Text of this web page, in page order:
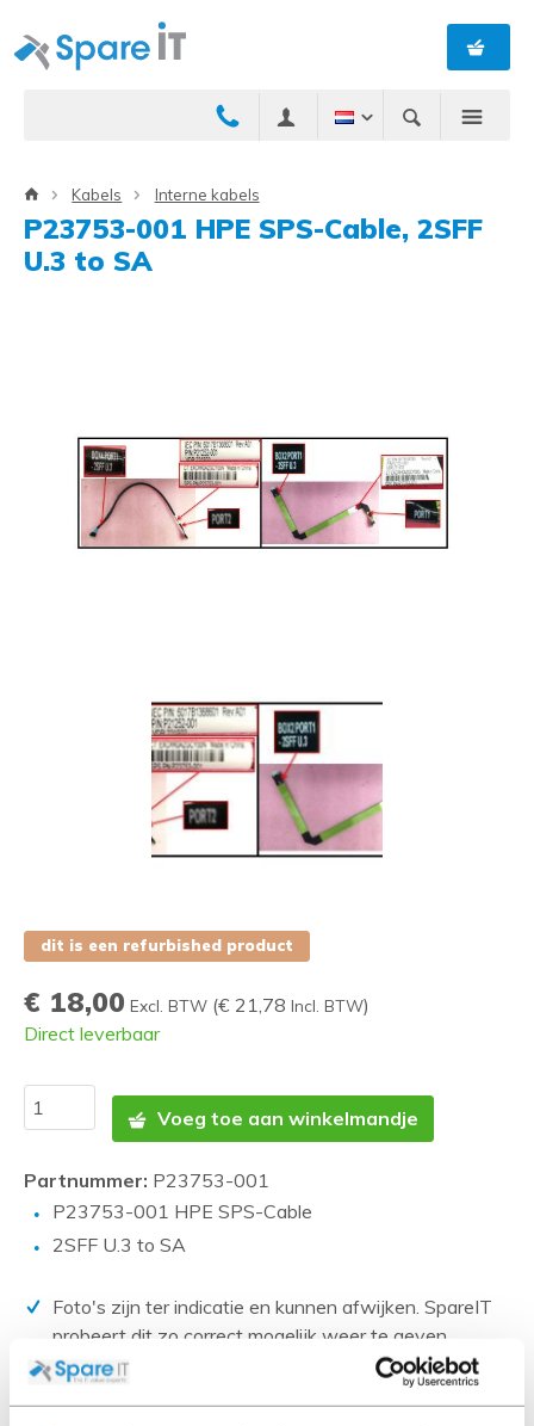
Kabels Interne kabels
P23753-001 HPE SPS-Cable, 2SFF
U.3 to SA
dit is een refurbished product
€ 18,00 Excl. BTW (€ 21,78 Incl. BTW)
Direct leverbaar
Voeg toe aan winkelmandje
Partnummer: P23753-001
P23753-001 HPE SPS-Cable
2SFF U.3 to SA
Foto's zijn ter indicatie en kunnen afwijken. SpareIT
probeert dit zo correct mogelijk weer te geven.